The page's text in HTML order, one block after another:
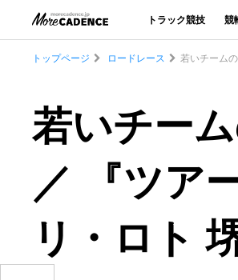
トラック競技 競
トップページ ロードレース 若いチーム
若いチー
／ 『ツア
リ・ロト